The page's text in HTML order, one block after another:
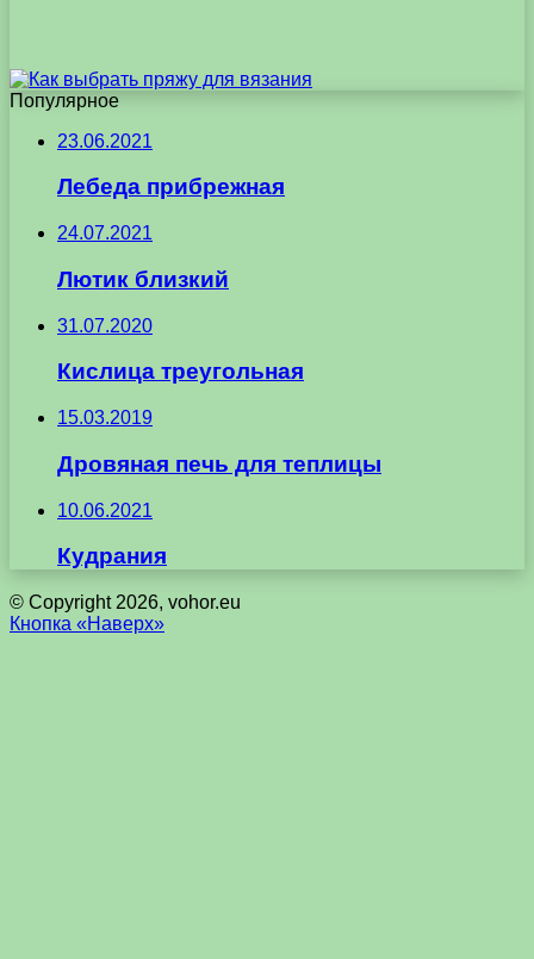
Популярное
23.06.2021
Лебеда прибрежная
24.07.2021
Лютик близкий
31.07.2020
Кислица треугольная
15.03.2019
Дровяная печь для теплицы
10.06.2021
Кудрания
© Copyright 2026, vohor.eu
Кнопка «Наверх»